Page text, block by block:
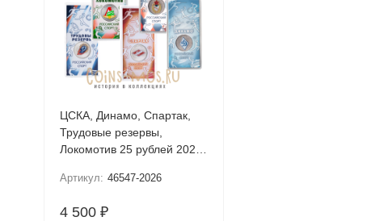
ЦСКА, Динамо, Спартак,
Трудовые резервы,
Локомотив 25 рублей 2026
Набор цветных монет в
Артикул: 46547-2026
4 500 ₽